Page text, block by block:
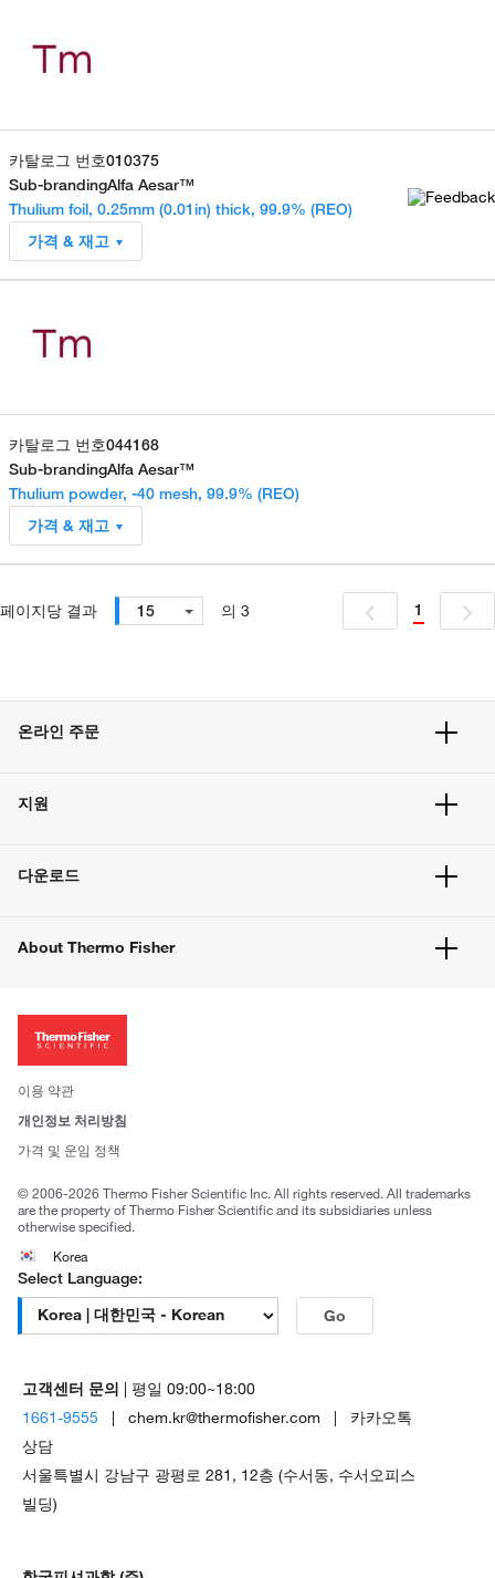
카탈로그 번호010375
Sub-brandingAlfa Aesar™
Thulium foil, 0.25mm (0.01in) thick, 99.9% (REO)
가격 & 재고
카탈로그 번호044168
Sub-brandingAlfa Aesar™
Thulium powder, -40 mesh, 99.9% (REO)
가격 & 재고
페이지당 결과 15 의 3 1
온라인 주문
주문 방법
벌크 주문
지원
고객 센터
웹사이트 개선사항
다운로드
About Thermo Fisher
투자자
사회적 책임
브랜드
이용 약관
개인정보 처리방침
가격 및 운임 정책
© 2006-2026 Thermo Fisher Scientific Inc. All rights reserved. All trademarks
are the property of Thermo Fisher Scientific and its subsidiaries unless
otherwise specified.
Korea
Select Language:
Go
고객센터 문의 | 평일 09:00~18:00
1661-9555 | chem.kr@thermofisher.com | 카카오톡
상담
서울특별시 강남구 광평로 281, 12층 (수서동, 수서오피스
빌딩)